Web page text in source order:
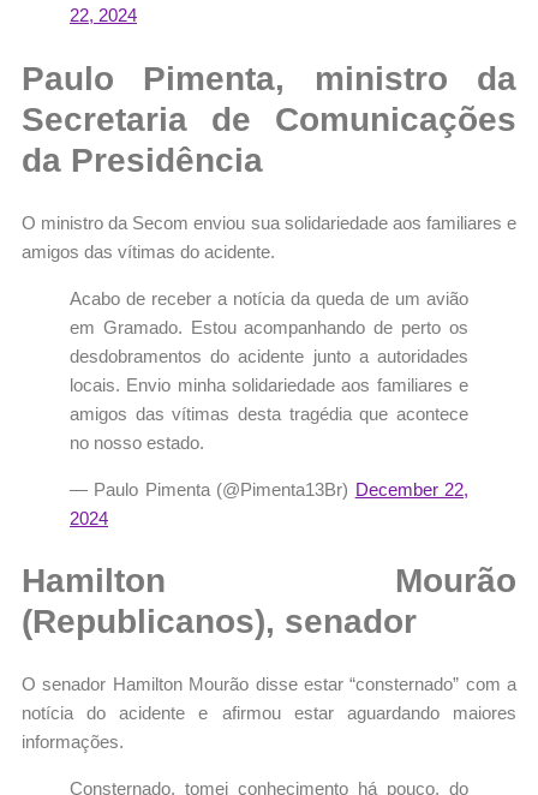
22, 2024
Paulo Pimenta, ministro da
Secretaria de Comunicações
da Presidência
O ministro da Secom enviou sua solidariedade aos familiares e
amigos das vítimas do acidente.
Acabo de receber a notícia da queda de um avião
em Gramado. Estou acompanhando de perto os
desdobramentos do acidente junto a autoridades
locais. Envio minha solidariedade aos familiares e
amigos das vítimas desta tragédia que acontece
no nosso estado.
— Paulo Pimenta (@Pimenta13Br) December 22,
2024
Hamilton Mourão
(Republicanos), senador
O senador Hamilton Mourão disse estar “consternado” com a
notícia do acidente e afirmou estar aguardando maiores
informações.
Consternado, tomei conhecimento há pouco, do